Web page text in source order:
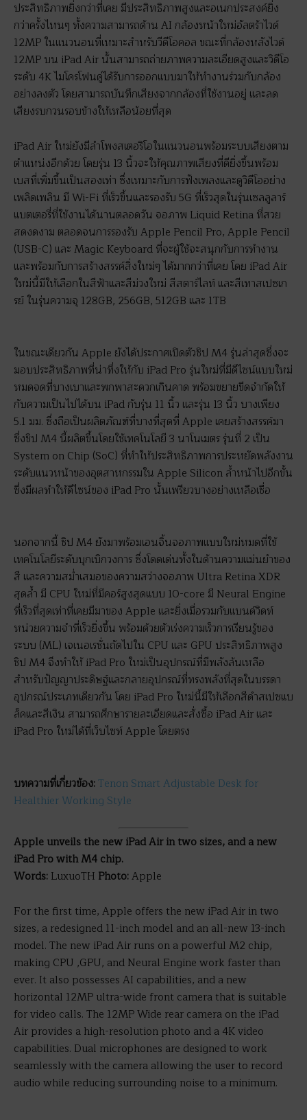
ประสิทธิภาพยิ่งกว่าที่เคย มีประสิทธิภาพสูงและอเนกประสงค์ยิ่ง
กว่าครั้งไหนๆ ทั้งความสามารถด้าน AI กล้องหน้าใหม่อัลตร้าไวด์
12MP ในแนวนอนที่เหมาะสำหรับวีดีโอคอล ขณะที่กล้องหลังไวด์
12MP บน iPad Air นั้นสามารถถ่ายภาพความละเอียดสูงและวิดีโอ
ระดับ 4K ไมโครโฟนคู่ได้รับการออกแบบมาให้ทำงานร่วมกับกล้อง
อย่างลงตัว โดยสามารถบันทึกเสียงจากกล้องที่ใช้งานอยู่ และลด
เสียงรบกวนรอบข้างให้เหลือน้อยที่สุด
iPad Air ใหม่ยังมีลำโพงสเตอริโอในแนวนอนพร้อมระบบเสียงตาม
ตำแหน่งอีกด้วย โดยรุ่น 13 นิ้วจะให้คุณภาพเสียงที่ดียิ่งขึ้นพร้อม
เบสที่เพิ่มขึ้นเป็นสองเท่า ซึ่งเหมาะกับการฟังเพลงและดูวิดีโออย่าง
เพลิดเพลิน มี Wi-Fi ที่เร็วขึ้นและรองรับ 5G ที่เร็วสุดในรุ่นเซลลูลาร์
แบตเตอรี่ที่ใช้งานได้นานตลอดวัน จอภาพ Liquid Retina ที่สวย
สดงดงาม ตลอดจนการรองรับ Apple Pencil Pro, Apple Pencil
(USB-C) และ Magic Keyboard ที่จะผู้ใช้จะสนุกกับการทำงาน
และพร้อมกับการสร้างสรรค์สิ่งใหม่ๆ ได้มากกว่าที่เคย โดย iPad Air
ใหม่นี้มีให้เลือกในสีฟ้าและสีม่วงใหม่ สีสตาร์ไลท์ และสีเทาสเปซเก
รย์ ในรุ่นความจุ 128GB, 256GB, 512GB และ 1TB
ในขณะเดียวกัน Apple ยังได้ประกาศเปิดตัวชิป M4 รุ่นล่าสุดซึ่งจะ
มอบประสิทธิภาพที่น่าทึ่งให้กับ iPad Pro รุ่นใหม่ที่มีดีไซน์แบบใหม่
หมดจดที่บางเบาและพกพาสะดวกเกินคาด พร้อมขยายขีดจำกัดให้
กับความเป็นไปได้บน iPad กับรุ่น 11 นิ้ว และรุ่น 13 นิ้ว บางเพียง
5.1 มม. ซึ่งถือเป็นผลิตภัณฑ์ที่บางที่สุดที่ Apple เคยสร้างสรรค์มา
ซึ่งชิป M4 นี้ผลิตขึ้นโดยใช้เทคโนโลยี 3 นาโนเมตร รุ่นที่ 2 เป็น
System on Chip (SoC) ที่ทำให้ประสิทธิภาพการประหยัดพลังงาน
ระดับแนวหน้าของอุตสาหกรรมใน Apple Silicon ล้ำหน้าไปอีกขั้น
ซึ่งมีผลทำให้ดีไซน์ของ iPad Pro นั้นเพรียวบางอย่างเหลือเชื่อ
นอกจากนี้ ชิป M4 ยังมาพร้อมเอนจิ้นจอภาพแบบใหม่หมดที่ใช้
เทคโนโลยีระดับบุกเบิกวงการ ซึ่งโดดเด่นทั้งในด้านความแม่นยำของ
สี และความสม่ำเสมอของความสว่างจอภาพ Ultra Retina XDR
สุดล้ำ มี CPU ใหม่ที่มีคอร์สูงสุดแบบ 10-core มี Neural Engine
ที่เร็วที่สุดเท่าที่เคยมีมาของ Apple และยิ่งเมื่อรวมกับแบนด์วิดท์
หน่วยความจำที่เร็วยิ่งขึ้น พร้อมด้วยตัวเร่งความเร็วการเรียนรู้ของ
ระบบ (ML) เจเนอเรชั่นถัดไปใน CPU และ GPU ประสิทธิภาพสูง
ชิป M4 จึงทำให้ iPad Pro ใหม่เป็นอุปกรณ์ที่มีพลังล้นเหลือ
สำหรับปัญญาประดิษฐ์และกลายอุปกรณ์ที่ทรงพลังที่สุดในบรรดา
อุปกรณ์ประเภทเดียวกัน โดย iPad Pro ใหม่นี้มีให้เลือกสีดำสเปซแบ
ล็คและสีเงิน สามารถศึกษารายละเอียดและสั่งซื้อ iPad Air และ
iPad Pro ใหม่ได้ที่เว็บไซท์ Apple โดยตรง
บทความที่เกี่ยวข้อง:Tenon Smart Adjustable Desk for
Healthier Working Style
Apple unveils the new iPad Air in two sizes, and a new
iPad Pro with M4 chip.
Words: LuxuoTH Photo:Apple
For the first time, Apple offers the new iPad Air in two
sizes, a redesigned 11-inch model and an all-new 13-inch
model. The new iPad Air runs on a powerful M2 chip,
making CPU ,GPU, and Neural Engine work faster than
ever. It also possesses AI capabilities, and a new
horizontal 12MP ultra-wide front camera that is suitable
for video calls. The 12MP Wide rear camera on the iPad
Air provides a high-resolution photo and a 4K video
capabilities. Dual microphones are designed to work
seamlessly with the camera allowing the user to record
audio while reducing surrounding noise to a minimum.